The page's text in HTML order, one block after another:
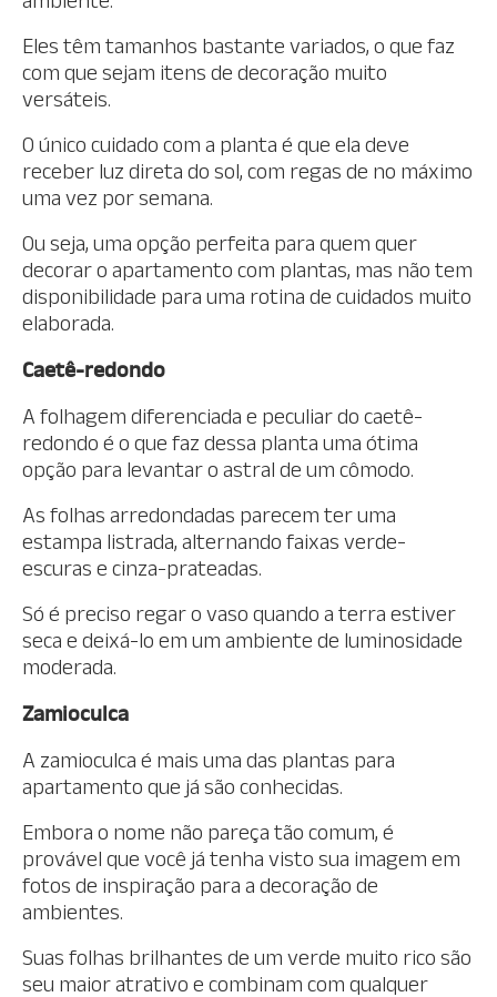
Eles têm tamanhos bastante variados, o que faz
com que sejam itens de decoração muito
versáteis.
O único cuidado com a planta é que ela deve
receber luz direta do sol, com regas de no máximo
uma vez por semana.
Ou seja, uma opção perfeita para quem quer
decorar o apartamento com plantas, mas não tem
disponibilidade para uma rotina de cuidados muito
elaborada.
Caetê-redondo
A folhagem diferenciada e peculiar do caetê-
redondo é o que faz dessa planta uma ótima
opção para levantar o astral de um cômodo.
As folhas arredondadas parecem ter uma
estampa listrada, alternando faixas verde-
escuras e cinza-prateadas.
Só é preciso regar o vaso quando a terra estiver
seca e deixá-lo em um ambiente de luminosidade
moderada.
Zamioculca
A zamioculca é mais uma das plantas para
apartamento que já são conhecidas.
Embora o nome não pareça tão comum, é
provável que você já tenha visto sua imagem em
fotos de inspiração para a decoração de
ambientes.
Suas folhas brilhantes de um verde muito rico são
seu maior atrativo e combinam com qualquer